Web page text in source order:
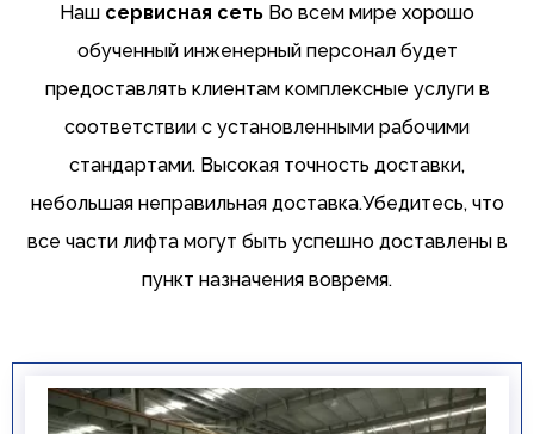
Наш сервисная сеть Во всем мире хорошо
обученный инженерный персонал будет
предоставлять клиентам комплексные услуги в
соответствии с установленными рабочими
стандартами. Высокая точность доставки,
небольшая неправильная доставка.Убедитесь, что
все части лифта могут быть успешно доставлены в
пункт назначения вовремя.